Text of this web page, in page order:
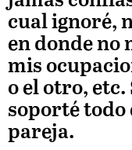
cual ignoré,
en donde no
mis
o el otro,
soporté todo
pareja.